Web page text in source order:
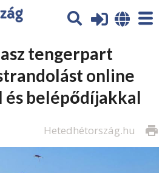
tengerpart
online
belépődíjakkal
print
Hetedhétország.hu